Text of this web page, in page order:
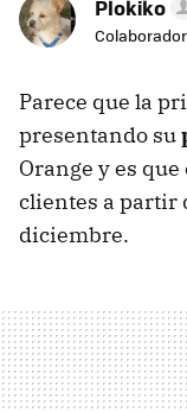
Plokiko
Colaborador
Parece que la
presentando su
Orange y es
clientes a partir
diciembre.